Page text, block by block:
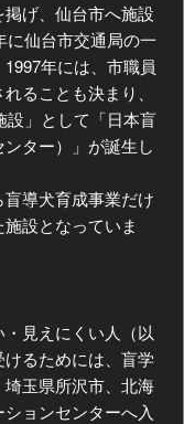
げ、仙台市へ施設
に仙台市交通局の一
年には、市職員
ることも決まり、
設」として「日本盲
ター）」が誕生し
導犬育成事業だけ
設となっていま
見えにくい人（以
るためには、盲学
玉県所沢市、北海
ョンセンターへ入